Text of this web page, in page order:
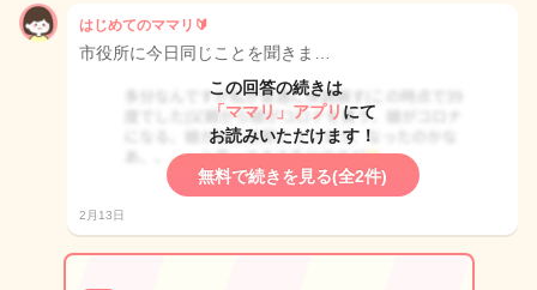
はじめてのママリ🔰
市役所に今日同じことを聞きま…
この回答の続きは
「ママリ」アプリ にて
お読みいただけます！
無料で続きを見る(全2件)
2月13日